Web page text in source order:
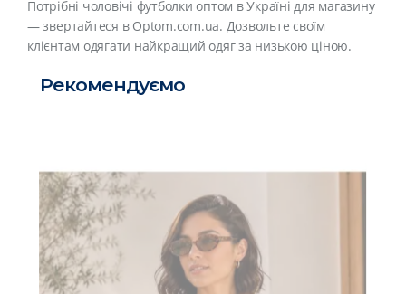
Потрібні чоловічі футболки оптом в Україні для магазину
― звертайтеся в Optom.com.ua. Дозвольте своїм
клієнтам одягати найкращий одяг за низькою ціною.
Рекомендуємо